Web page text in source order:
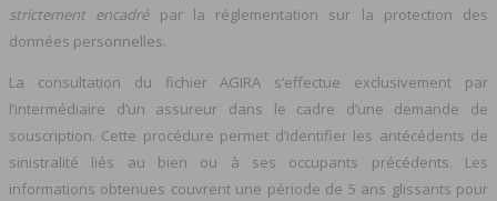
strictement encadré par la réglementation sur la protection des
données personnelles.
La consultation du fichier AGIRA s’effectue exclusivement par
l’intermédiaire d’un assureur dans le cadre d’une demande de
souscription. Cette procédure permet d’identifier les antécédents de
sinistralité liés au bien ou à ses occupants précédents. Les
informations obtenues couvrent une période de 5 ans glissants pour